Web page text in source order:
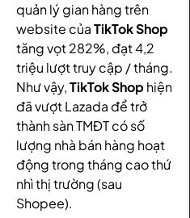
quản lý gian hàng trên
website củaTikTok Shop
tăng vọt 282%, đạt 4,2
triệu lượt truy cập / tháng.
Như vậy,TikTok Shop hiện
đã vượt Lazada để trở
thành sàn TMĐT có số
lượng nhà bán hàng hoạt
động trong tháng cao thứ
nhì thị trường (sau
Shopee).